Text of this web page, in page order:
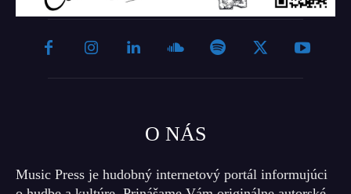
O NÁS
Music Press je hudobný internetový portál informujúci